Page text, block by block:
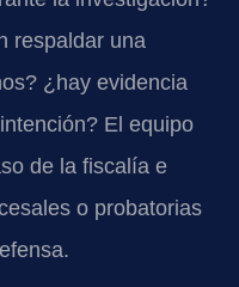
respaldar una
¿hay evidencia
El equipo
de la fiscalía e
o probatorias